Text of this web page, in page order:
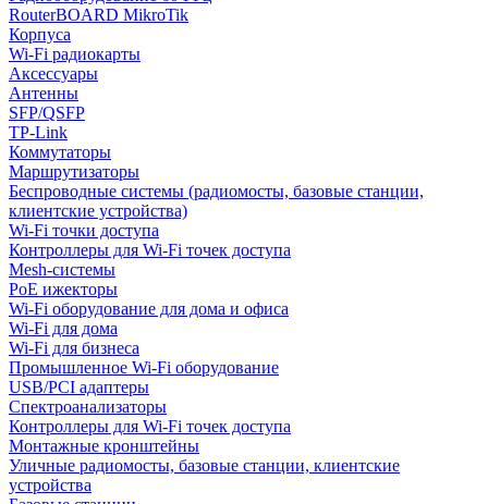
RouterBOARD MikroTik
Корпуса
Wi-Fi радиокарты
Аксессуары
Антенны
SFP/QSFP
TP-Link
Коммутаторы
Маршрутизаторы
Беспроводные системы (радиомосты, базовые станции,
клиентские устройства)
Wi-Fi точки доступа
Контроллеры для Wi-Fi точек доступа
Mesh-системы
PoE ижекторы
Wi-Fi оборудование для дома и офиса
Wi-Fi для дома
Wi-Fi для бизнеса
Промышленное Wi-Fi оборудование
USB/PCI адаптеры
Cпектроанализаторы
Контроллеры для Wi-Fi точек доступа
Монтажные кронштейны
Уличные радиомосты, базовые станции, клиентские
устройства